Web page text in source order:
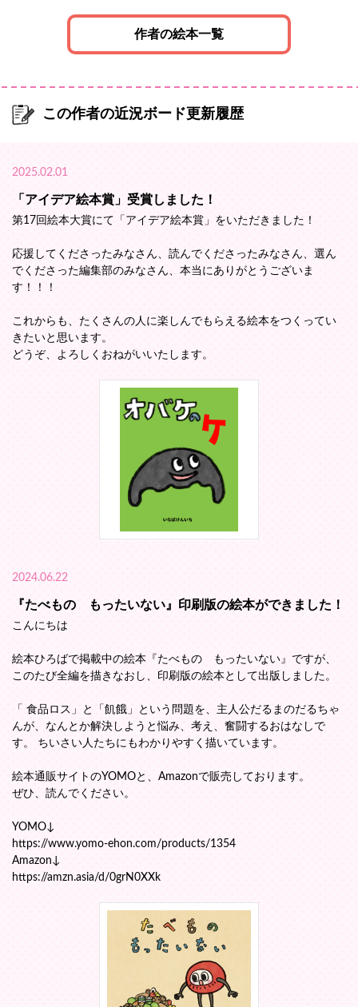
作者の絵本一覧
この作者の近況ボード更新履歴
2025.02.01
「アイデア絵本賞」受賞しました！
第17回絵本大賞にて「アイデア絵本賞」をいただきました！
応援してくださったみなさん、読んでくださったみなさん、選ん
でくださった編集部のみなさん、本当にありがとうございま
す！！！
これからも、たくさんの人に楽しんでもらえる絵本をつくってい
きたいと思います。
どうぞ、よろしくおねがいいたします。
2024.06.22
『たべもの もったいない』印刷版の絵本ができました！
こんにちは
絵本ひろばで掲載中の絵本『たべもの もったいない』ですが、
このたび全編を描きなおし、印刷版の絵本として出版しました。
「 食品ロス」と「飢餓」という問題を、主人公だるまのだるちゃ
んが、なんとか解決しようと悩み、考え、奮闘するおはなしで
す。 ちいさい人たちにもわかりやすく描いています。
絵本通販サイトのYOMOと、Amazonで販売しております。
ぜひ、読んでください。
YOMO↓
https://www.yomo-ehon.com/products/1354
Amazon↓
https://amzn.asia/d/0grN0XXk